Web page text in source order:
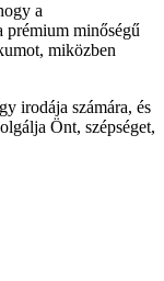
a
prémium minőségű
miközben
irodája számára, és
Önt, szépséget,